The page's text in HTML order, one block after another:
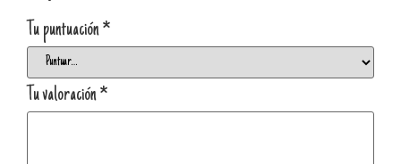
Tu puntuación*
Tu valoración*